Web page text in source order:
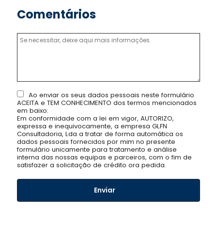
Comentários
Ao enviar os seus dados pessoais neste formulário
ACEITA e TEM CONHECIMENTO dos termos mencionados
em baixo:
Em conformidade com a lei em vigor, AUTORIZO,
expressa e inequivocamente, a empresa GLFN
Consultadoria, Lda a tratar de forma automática os
dados pessoais fornecidos por mim no presente
formulário unicamente para tratamento e análise
interna das nossas equipas e parceiros, com o fim de
satisfazer a solicitação de crédito ora pedida.